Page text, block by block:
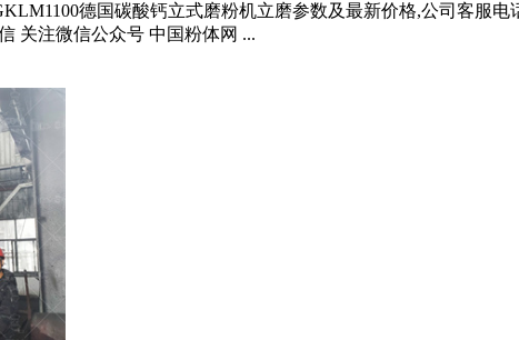
德国碳酸钙立式磨粉机立磨参数及最新价格,公司客服
关注微信公众号 中国粉体网 ...